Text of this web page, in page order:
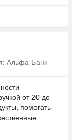
Альфа-Банк
от 20 до
помогать